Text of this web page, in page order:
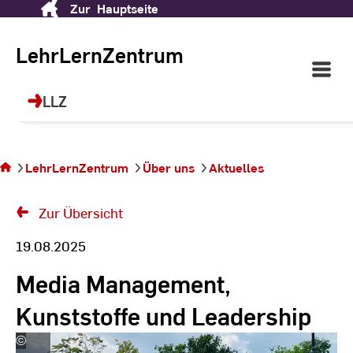
Content
Zur Hauptseite
LehrLernZentrum
LLZ
Open
Main
sich auf
Seite
LehrLernZentrum Über uns Aktuelles
Zur Übersicht
19.08.2025
Media Management,
Kunststoffe und Leadership
©
Ayten